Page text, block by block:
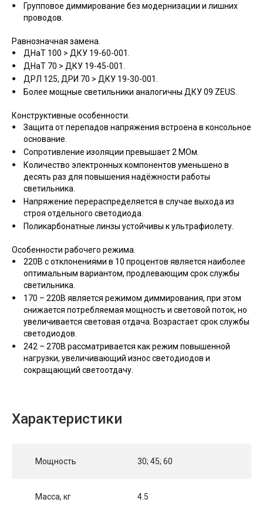
Групповое диммирование без модернизации и лишних
проводов.
Равнозначная замена.
ДНаТ 100 > ДКУ 19-60-001.
ДНаТ 70 > ДКУ 19-45-001.
ДРЛ 125, ДРИ 70 > ДКУ 19-30-001.
Более мощные светильники аналогичны ДКУ 09 ZEUS.
Конструктивные особенности.
Защита от перепадов напряжения встроена в консольное
основание.
Сопротивление изоляции превышает 2 МОм.
Количество электронных компонентов уменьшено в
десять раз для повышения надёжности работы
светильника.
Напряжение перераспределяется в случае выхода из
строя отдельного светодиода.
Поликарбонатные линзы устойчивы к ультрафиолету.
Особенности рабочего режима.
220В с отклонениями в 10 процентов является наиболее
оптимальным вариантом, продлевающим срок службы
светильника.
170 – 220В является режимом диммирования, при этом
снижается потребляемая мощность и световой поток, но
увеличивается световая отдача. Возрастает срок службы
светодиодов.
242 – 270В рассматривается как режим повышенной
нагрузки, увеличивающий износ светодиодов и
сокращающий светоотдачу.
Характеристики
Мощность 30; 45; 60
Масса, кг 4.5